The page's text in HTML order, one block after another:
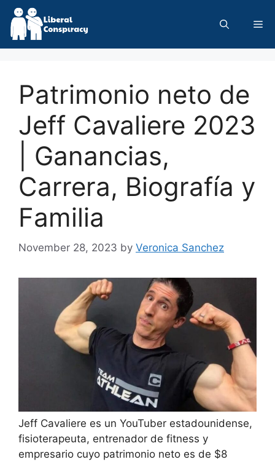
Skip
content
Patrimonio neto de
Jeff Cavaliere 2023
| Ganancias,
Carrera, Biografía y
Familia
November 28, 2023 by Veronica Sanchez
Jeff Cavaliere es un YouTuber estadounidense,
fisioterapeuta, entrenador de fitness y
empresario cuyo patrimonio neto es de $8